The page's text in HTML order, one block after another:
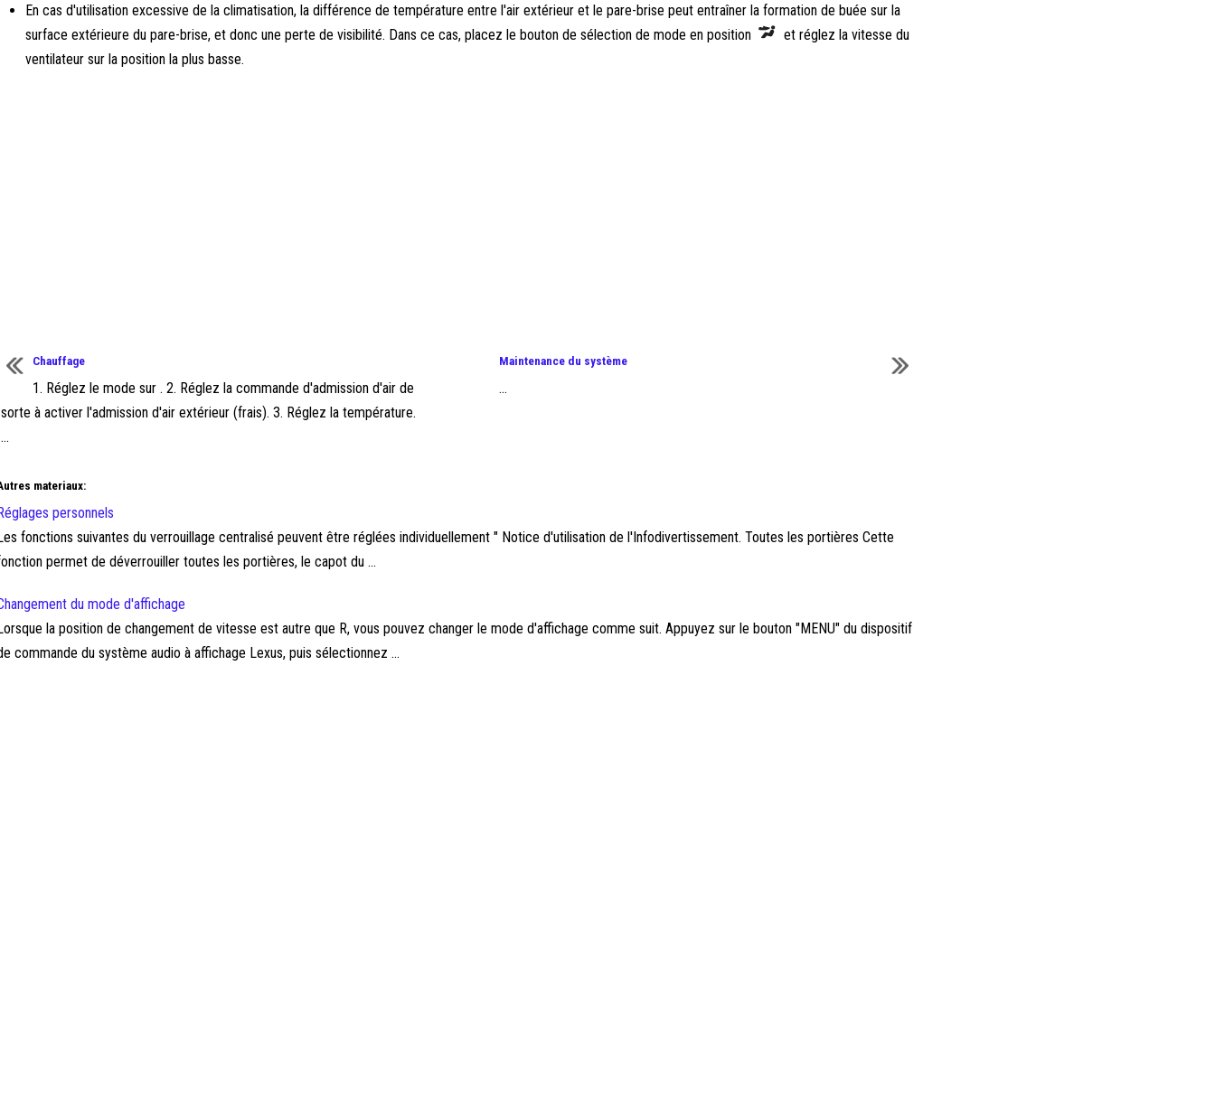
En cas d'utilisation excessive de la climatisation, la différence de température entre l'air extérieur et le pare-brise peut entraîner la formation de buée sur la
surface extérieure du pare-brise, et donc une perte de visibilité. Dans ce cas, placez le bouton de sélection de mode en position
et réglez la vitesse du
ventilateur sur la position la plus basse.
Chauffage
1. Réglez le mode sur . 2. Réglez la commande d'admission d'air de
sorte à activer l'admission d'air extérieur (frais). 3. Réglez la température.
...
Maintenance du système
...
materiaux:
personnels
fonctions suivantes du verrouillage centralisé peuvent être réglées individuellement " Notice d'utilisation de l'Infodivertissement. Toutes les portières Cette
permet de déverrouiller toutes les portières, le capot du ...
du mode d'affichage
la position de changement de vitesse est autre que R, vous pouvez changer le mode d'affichage comme suit. Appuyez sur le bouton "MENU" du dispositif
commande du système audio à affichage Lexus, puis sélectionnez ...